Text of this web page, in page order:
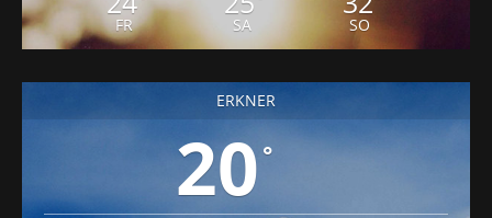
FR SA SO
ERKNER
20 °